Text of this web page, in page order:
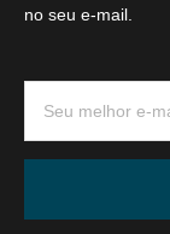
no seu e-mail.